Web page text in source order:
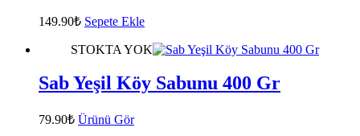
149.90₺ Sepete Ekle
STOKTA YOK
Sab Yeşil Köy Sabunu 400 Gr
79.90₺ Ürünü Gör